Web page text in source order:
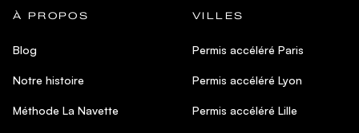
À PROPOS
Blog
Notre histoire
Méthode La Navette
VILLES
Permis accéléré Paris
Permis accéléré Lyon
Permis accéléré Lille